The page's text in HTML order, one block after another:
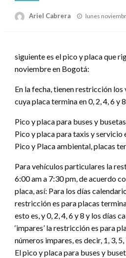
Ariel Cabrera
Publicado
lunes
siguiente es el pico y placa que
noviembre en Bogotá:
En la fecha, tienen restricción
cuya placa termina en 0, 2, 4, 6 y
Pico y placa para buses y
Pico y placa para taxis y servicio
Pico y Placa ambiental, placas
Para vehículos particulares la
6:00 am a 7:30 pm, de acuerdo
placa, así: Para los días
restricción es para placas
esto es, y 0, 2, 4, 6 y 8 y los días
‘impares’ la restricción es para
números impares, es decir, 1, 3, 5,
El pico y placa para buses y